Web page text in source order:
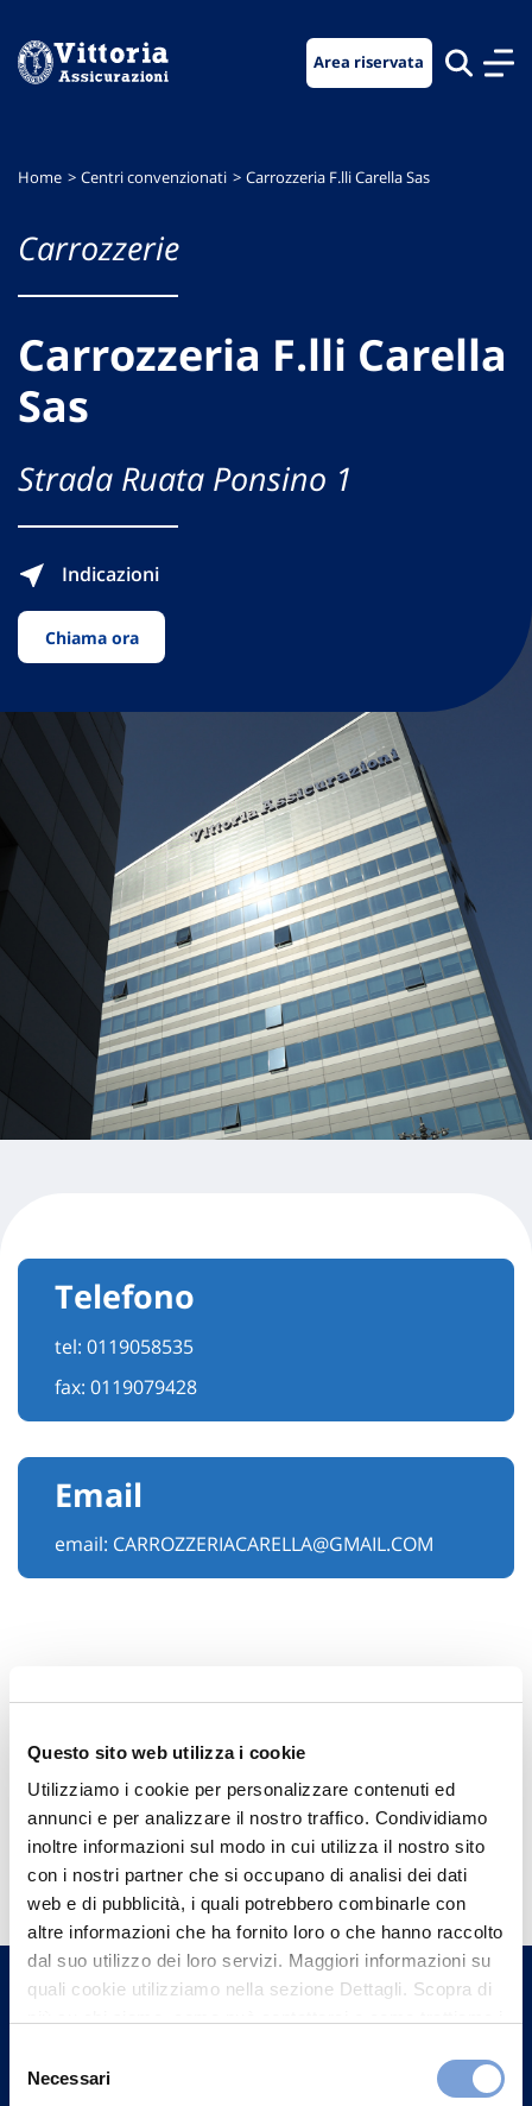
Questo sito web utilizza i cookie
Utilizziamo i cookie per personalizzare contenuti ed
annunci e per analizzare il nostro traffico. Condividiamo
inoltre informazioni sul modo in cui utilizza il nostro sito
con i nostri partner che si occupano di analisi dei dati
web e di pubblicità, i quali potrebbero combinarle con
altre informazioni che ha fornito loro o che hanno raccolto
dal suo utilizzo dei loro servizi. Maggiori informazioni su
quali cookie utilizziamo nella sezione Dettagli. Scopra di
può trovare nel footer del sito nella sezione "Informativa
delNecessari
menu
contenuto
footer
Area riservata
Home Centri convenzionati Carrozzeria F.lli Carella Sas
Carrozzerie
Carrozzeria F.lli Carella
Sas
Strada Ruata Ponsino 1
Indicazioni
Chiama ora
Telefono
tel: 0119058535
fax: 0119079428
Email
email: CARROZZERIACARELLA@GMAIL.COM
Hai bisogno di
informazioni?
Trova l'Agenzia più vicina a te e parla con
un nostro Agente.
Contattaci